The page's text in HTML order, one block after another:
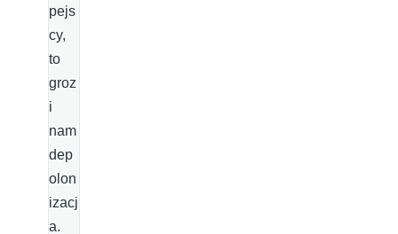
pejs
cy,
to
groz
i
nam
dep
olon
izacj
a.